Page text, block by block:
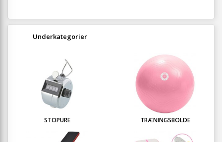
Underkategorier
STOPURE TRÆNINGSBOLDE